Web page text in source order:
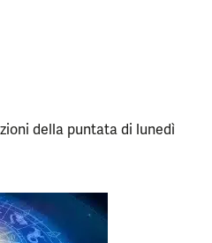
della puntata di lunedì